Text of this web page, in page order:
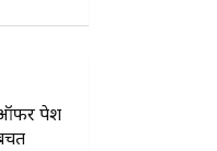
ऑफर पेश